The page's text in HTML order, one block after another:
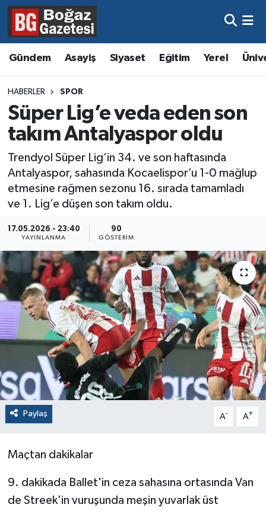
Gündem Asayiş Siyaset Eğitim Yerel
HABERLER SPOR
Süper Lig’e veda eden son
takım Antalyaspor oldu
Trendyol Süper Lig’in 34. ve son haftasında
Antalyaspor, sahasında Kocaelispor’u 1-0 mağlup
etmesine rağmen sezonu 16. sırada tamamladı
ve 1. Lig’e düşen son takım oldu.
17.05.2026 - 23:40
YAYINLANMA
90
GÖSTERIM
Paylaş A- A+
Maçtan dakikalar
9. dakikada Ballet'in ceza sahasına ortasında Van
de Streek'in vuruşunda meşin yuvarlak üst
Asayiş
Eğitim
Ekonomi
Gündem
Kültür ve Sanat
Magazin
Resmi İlanlar
Sağlık
Hava Durumu
Trafik Durumu
Süper Lig Puan Durumu ve Fikstür
Tüm Manşetler
Son Dakika Haberleri
Haber Arşivi